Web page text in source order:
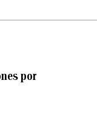
por